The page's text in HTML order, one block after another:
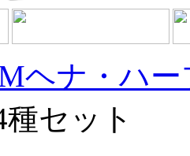
ヘナ・ハ
セット